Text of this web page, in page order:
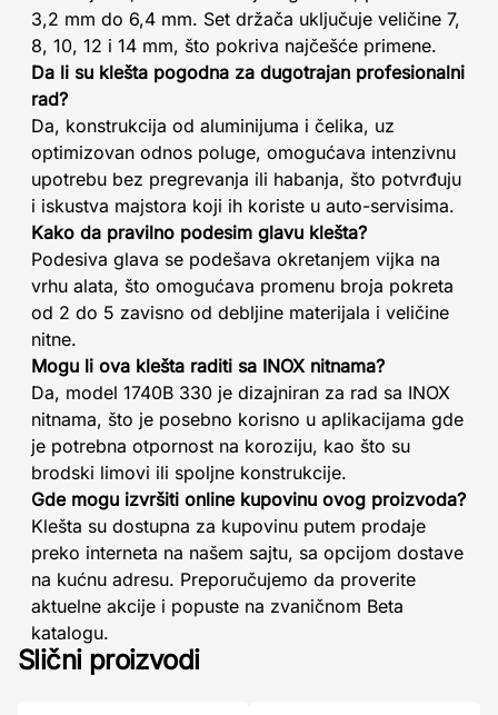
3,2 mm do 6,4 mm. Set držača uključuje veličine 7,
8, 10, 12 i 14 mm, što pokriva najčešće primene.
Da li su klešta pogodna za dugotrajan profesionalni
rad?
Da, konstrukcija od aluminijuma i čelika, uz
optimizovan odnos poluge, omogućava intenzivnu
upotrebu bez pregrevanja ili habanja, što potvrđuju
i iskustva majstora koji ih koriste u auto-servisima.
Kako da pravilno podesim glavu klešta?
Podesiva glava se podešava okretanjem vijka na
vrhu alata, što omogućava promenu broja pokreta
od 2 do 5 zavisno od debljine materijala i veličine
nitne.
Mogu li ova klešta raditi sa INOX nitnama?
Da, model 1740B 330 je dizajniran za rad sa INOX
nitnama, što je posebno korisno u aplikacijama gde
je potrebna otpornost na koroziju, kao što su
brodski limovi ili spoljne konstrukcije.
Gde mogu izvršiti online kupovinu ovog proizvoda?
Klešta su dostupna za kupovinu putem prodaje
preko interneta na našem sajtu, sa opcijom dostave
na kućnu adresu. Preporučujemo da proverite
aktuelne akcije i popuste na zvaničnom Beta
katalogu.
Slični proizvodi